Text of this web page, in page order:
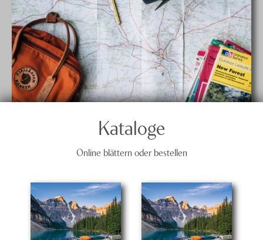
Kataloge
Online blättern oder bestellen